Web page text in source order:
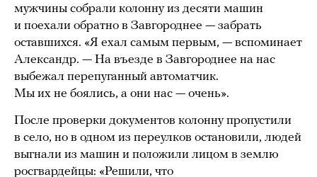
мужчины собрали колонну из десяти машин
и поехали обратно в Завгороднее — забрать
оставшихся. «Я ехал самым первым, — вспоминает
Александр. — На въезде в Завгороднее на нас
выбежал перепуганный автоматчик.
Мы их не боялись, а они нас — очень».
После проверки документов колонну пропустили
в село, но в одном из переулков остановили, людей
выгнали из машин и положили лицом в землю
росгвардейцы: «Решили, что